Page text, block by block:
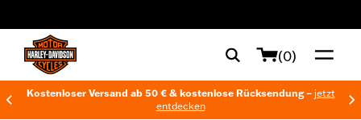
(0)
Kostenloser Versand ab 50 € & kostenlose Rücksendung – jetzt
entdecken